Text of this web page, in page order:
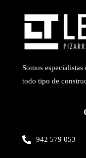
Somos
todo tipo de
942 579 053